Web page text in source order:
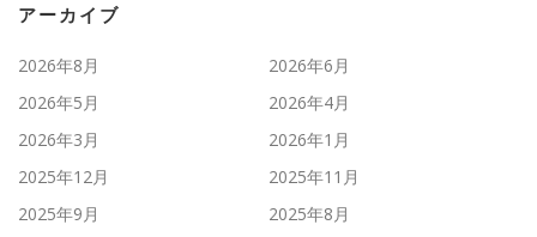
アーカイブ
2026年8月
2026年6月
2026年5月
2026年4月
2026年3月
2026年1月
2025年12月
2025年11月
2025年9月
2025年8月